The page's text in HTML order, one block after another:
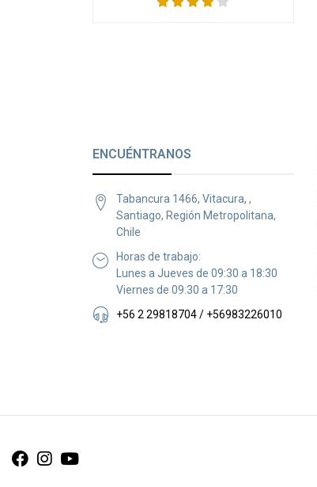
ENCUÉNTRANOS
Tabancura 1466, Vitacura, ,
Santiago, Región Metropolitana,
Chile
Horas de trabajo:
Lunes a Jueves de 09:30 a 18:30
Viernes de 09:30 a 17:30
+56 2 29818704 / +56983226010